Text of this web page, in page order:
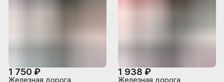
1 750 ₽
Железная дорога
1 938 ₽
Железная дорога